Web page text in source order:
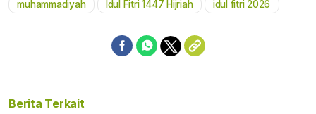
muhammadiyah Idul Fitri 1447 Hijriah idul fitri 2026
Berita Terkait